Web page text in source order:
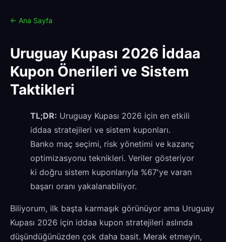
← Ana Sayfa
Uruguay Kupası 2026 İddaa
Kupon Önerileri ve Sistem
Taktikleri
TL;DR: Uruguay Kupası 2026 için en etkili
iddaa stratejileri ve sistem kuponları.
Banko maç seçimi, risk yönetimi ve kazanç
optimizasyonu teknikleri. Veriler gösteriyor
ki doğru sistem kuponlarıyla %67'ye varan
başarı oranı yakalanabiliyor.
Biliyorum, ilk başta karmaşık görünüyor ama Uruguay
Kupası 2026 için iddaa kupon stratejileri aslında
düşündüğünüzden çok daha basit. Merak etmeyin,